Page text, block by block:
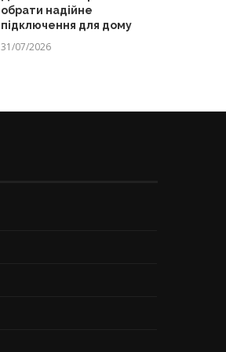
обрати надійне
підключення для дому
31/07/2026